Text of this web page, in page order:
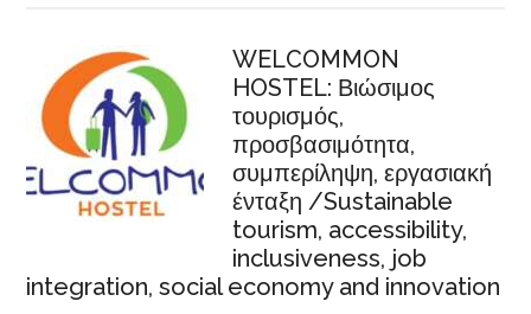
καύσωνα
προκαλούν
αυξημένο
κίνδυνο
για
καρδιακά
προβλήματα,
δείχνει
νέα
WELCOMMON
HOSTEL: Βιώσιμος
τουρισμός,
προσβασιμότητα,
συμπερίληψη, εργασιακή
ένταξη /Sustainable
tourism, accessibility,
inclusiveness, job
integration, social economy and innovation